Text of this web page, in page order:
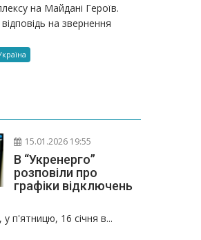
на Майдані Героїв.
на звернення
15.01.2026 19:55
В “Укренерго”
розповіли про
графіки відключень
п'ятницю, 16 січня в...